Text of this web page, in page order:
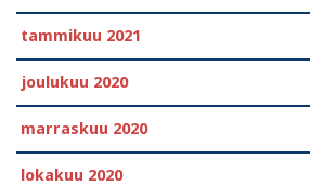
tammikuu 2021
joulukuu 2020
marraskuu 2020
lokakuu 2020